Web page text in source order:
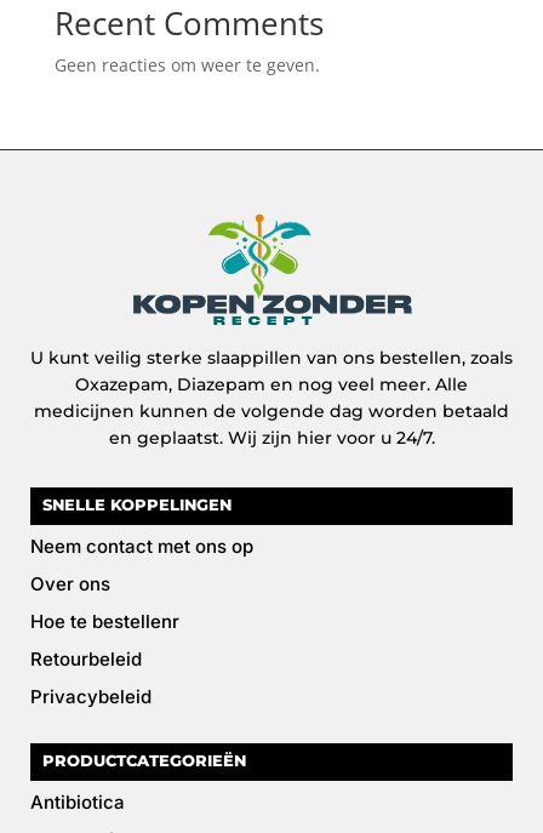
Recent Comments
Geen reacties om weer te geven.
U kunt veilig sterke slaappillen van ons bestellen, zoals
Oxazepam, Diazepam en nog veel meer. Alle
medicijnen kunnen de volgende dag worden betaald
en geplaatst. Wij zijn hier voor u 24/7.
SNELLE KOPPELINGEN
Neem contact met ons op
Over ons
Hoe te bestellenr
Retourbeleid
Privacybeleid
PRODUCTCATEGORIEËN
Antibiotica